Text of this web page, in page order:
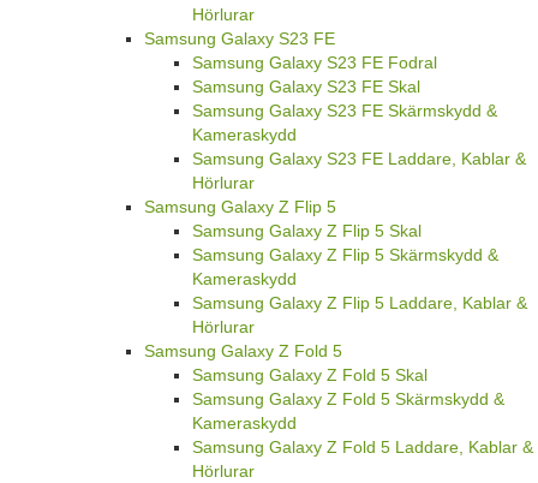
Hörlurar
Samsung Galaxy S23 FE
Samsung Galaxy S23 FE Fodral
Samsung Galaxy S23 FE Skal
Samsung Galaxy S23 FE Skärmskydd &
Kameraskydd
Samsung Galaxy S23 FE Laddare, Kablar &
Hörlurar
Samsung Galaxy Z Flip 5
Samsung Galaxy Z Flip 5 Skal
Samsung Galaxy Z Flip 5 Skärmskydd &
Kameraskydd
Samsung Galaxy Z Flip 5 Laddare, Kablar &
Hörlurar
Samsung Galaxy Z Fold 5
Samsung Galaxy Z Fold 5 Skal
Samsung Galaxy Z Fold 5 Skärmskydd &
Kameraskydd
Samsung Galaxy Z Fold 5 Laddare, Kablar &
Hörlurar